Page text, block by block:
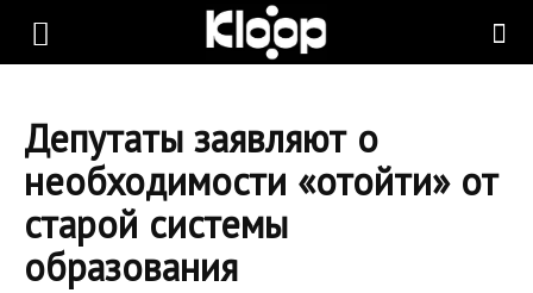
KLOOP.KG
Новости
Депутаты заявляют о
необходимости «отойти» от
старой системы
образования